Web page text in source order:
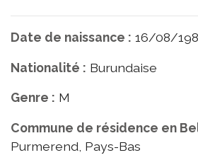
Date de naissance : 16/08/
Nationalité : Burundaise
Genre : M
Commune de résidence en
Purmerend, Pays-Bas